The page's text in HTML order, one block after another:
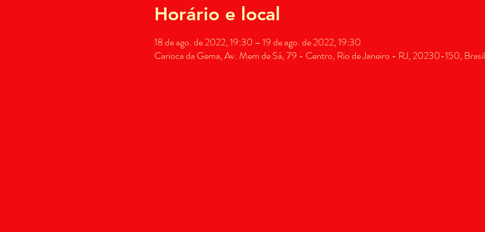
Horário e local
18 de ago. de 2022, 19:30 – 19 de ago. de 2022, 19:30
Carioca da Gema, Av. Mem de Sá, 79 - Centro, Rio de Janeiro - RJ, 20230-150, Brasil